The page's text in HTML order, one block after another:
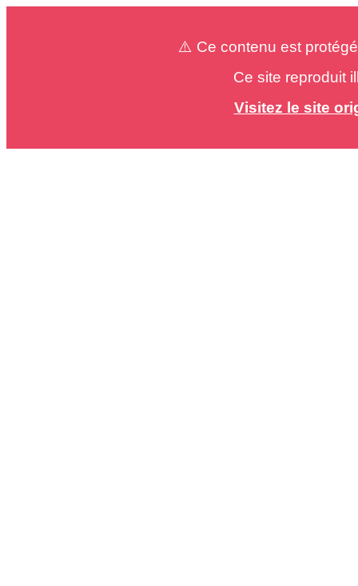
⚠️ Ce contenu est
Ce site reproduit
Visitez le site